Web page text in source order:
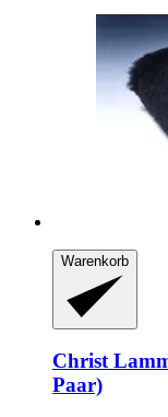
Warenkorb
Christ
Paar)